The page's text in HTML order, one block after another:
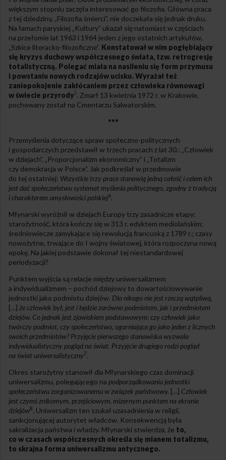
większym stopniu zaczęła interesować go filozofia. Główna praca
z tej dziedziny, „Filozofia śmierci”, nie doczekała się jednak druku.
Na łamach paryskiej „Kultury” ukazał się natomiast w częściach
na przełomie lat 1963 i 1964 jeden z jego ostatnich artykułów,
„Szkice literacko-filozoficzne”. Konstatował w nim pogłębiający
się kryzys duchowy współczesnego świata, tzw. retrogresję
totalistyczną. Polegać miała na nasileniu się form przymusu
i powstaniu nowych rodzajów ucisku. Wyrażał też
zaniepokojenie zakłócaniem przez człowieka równowagi
w świecie przyrody5 . Zmarł 13 kwietnia 1972 r. w Krakowie,
pochowany został na Cmentarzu Salwatorskim.
***
Przemyślenia dotyczące spraw społeczno-politycznych
i gospodarczych przedstawił w trzech pracach z lat 30.: „Człowiek
w dziejach”, „Proporcjonalizm ekonomiczny” i „Totalizm
czy demokracja w Polsce”. Jak podkreślał w przedmowie
do tej ostatniej: Wszystkie trzy prace stanowią jedną całość i celem ich
jest dać społeczeństwu systemat myślenia politycznego, zgodny z tradycją
i charakterem umysłowości polskiej6.
Młynarski wyróżnił w dziejach Europy trzy zasadnicze etapy:
starożytność, która kończy się w 313 r. edyktem mediolańskim;
średniowiecze zamykające się rewolucją francuską z 1789 r.; czasy
nowożytne, trwające do I wojny światowej, która rozpoczyna nową
epokę. Na jakiej podstawie dokonał tej niestandardowej
periodyzacji?
Punktem wyjścia są relacje między uniwersalizmem
a indywidualizmem – pochód dziejowy to dowartościowywanie
jednostki jako podmiotu dziejów. Dla nikogo nie jest rzeczą wątpliwą,
[…] że człowiek był, jest i będzie zarówno podmiotem, jak i przedmiotem
dziejów. Co jednak jest zjawiskiem podstawowym: czy człowiek jako
twórczy podmiot, czy społeczeństwo, ogarniające go jako jeden z licznych
swoich przedmiotów? Przyjęcie pierwszego stanowiska wyzwala
indywidualistyczny pogląd na świat. Przyjęcie drugiego rodzi pogląd
na świat uniwersalistyczny7.
Okres starożytny stanowił dla Młynarskiego czas dominacji
uniwersalizmu, polegającego na podporządkowaniu jednostki
społeczeństwu zorganizowanemu w związek państwowy. […] Człowiek
jest czymś znikomym, przejściowym, mizernym punktem na ekranie
dziejów8. Uniwersalizm ten szukał uzasadnienia w religii,
sankcjonującej autorytet władców. Konsekwencją była
sakralizacja państwa i władzy. Młynarski stwierdza, że to,
co w czasach współczesnych określa się mianem totalizmu,
to skrajna forma uniwersalizmu antycznego.